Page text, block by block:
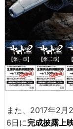
また、2017年2月
6日に完成披露上